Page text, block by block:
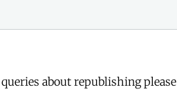
about republishing please